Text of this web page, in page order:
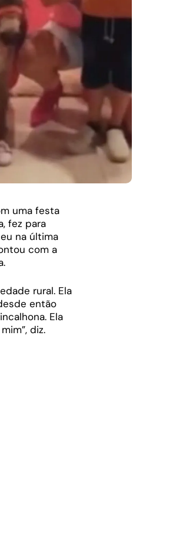
uma festa
fez para
na última
com a
rural. Ela
então
Ela
diz.